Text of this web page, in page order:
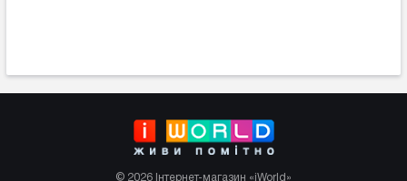
© 2026 Інтернет-магазин «iWorld»